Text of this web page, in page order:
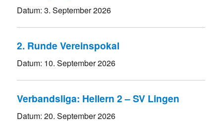
Datum:3. September 2026
2. Runde Vereinspokal
Datum: 10. September 2026
Verbandsliga: Hellern 2 – SV Lingen
Datum:20. September 2026